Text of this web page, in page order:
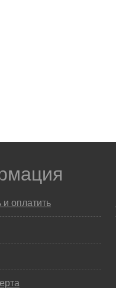
и оплатить